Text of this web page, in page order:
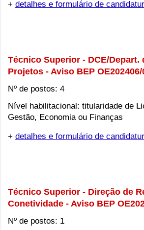
+ detalhes e formulário de
Técnico Superior - DCE/Depart.
Projetos - Aviso BEP OE202406/
Nº de postos: 4
Nível habilitacional: titularidade de
Gestão, Economia ou Finanças
+ detalhes e formulário de
Técnico Superior - Direção de
Conetividade - Aviso BEP
Nº de postos: 1